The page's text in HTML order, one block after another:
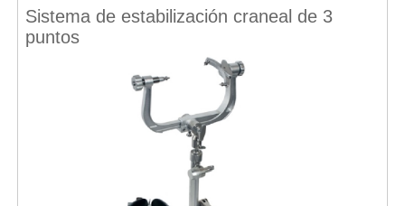
Sistema de estabilización craneal de 3
puntos